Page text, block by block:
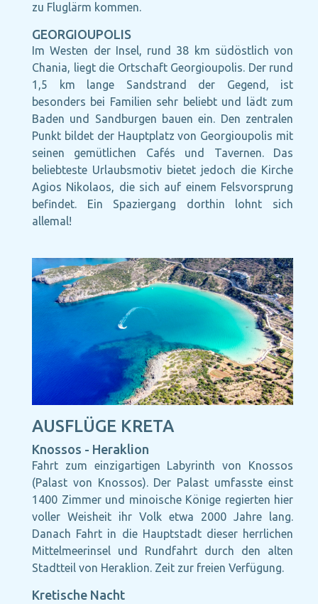
zu Fluglärm kommen.
GEORGIOUPOLIS
Im Westen der Insel, rund 38 km südöstlich von
Chania, liegt die Ortschaft Georgioupolis. Der rund
1,5 km lange Sandstrand der Gegend, ist
besonders bei Familien sehr beliebt und lädt zum
Baden und Sandburgen bauen ein. Den zentralen
Punkt bildet der Hauptplatz von Georgioupolis mit
seinen gemütlichen Cafés und Tavernen. Das
beliebteste Urlaubsmotiv bietet jedoch die Kirche
Agios Nikolaos, die sich auf einem Felsvorsprung
befindet. Ein Spaziergang dorthin lohnt sich
allemal!
AUSFLÜGE KRETA
Knossos - Heraklion
Fahrt zum einzigartigen Labyrinth von Knossos
(Palast von Knossos). Der Palast umfasste einst
1400 Zimmer und minoische Könige regierten hier
voller Weisheit ihr Volk etwa 2000 Jahre lang.
Danach Fahrt in die Hauptstadt dieser herrlichen
Mittelmeerinsel und Rundfahrt durch den alten
Stadtteil von Heraklion. Zeit zur freien Verfügung.
Kretische Nacht